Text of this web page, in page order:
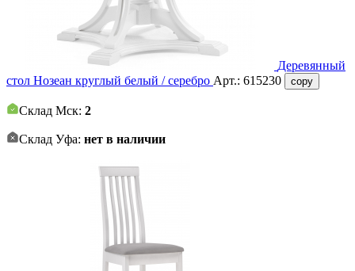
Деревянный
стол Нозеан круглый белый / серебро Арт.: 615230 copy
Склад Мск: 2
Склад Уфа: нет в наличии